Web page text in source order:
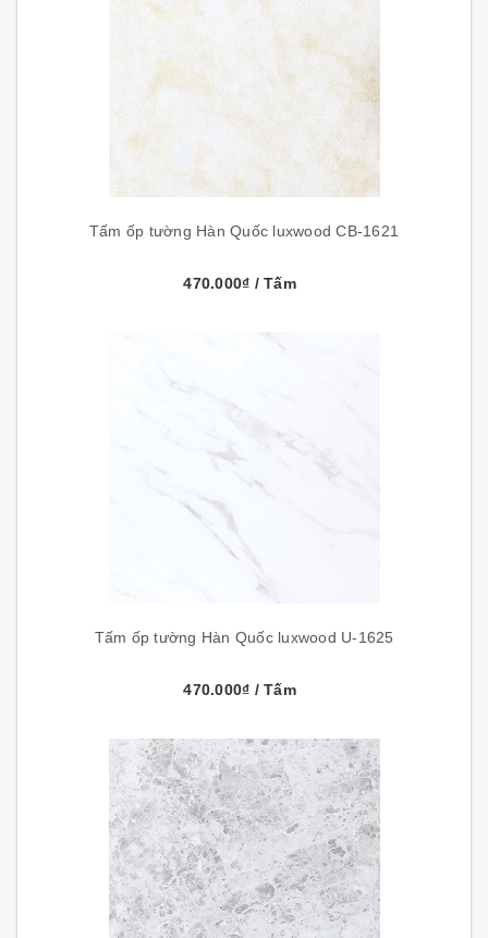
Tấm ốp tường Hàn Quốc luxwood CB-1621
470.000₫ / Tấm
Tấm ốp tường Hàn Quốc luxwood U-1625
470.000₫ / Tấm